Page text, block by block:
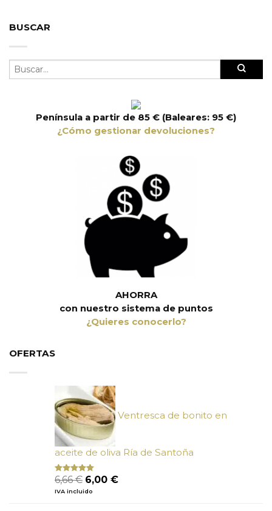
BUSCAR
Península a partir de 85 € (Baleares: 95 €)
¿Cómo gestionar devoluciones?
AHORRA
con nuestro sistema de puntos
¿Quieres conocerlo?
OFERTAS
Ventresca de bonito en
aceite de oliva Ría de Santoña
Valorado
con
de 5
6,66€ El
precio
6,00 €El
IVA incluido